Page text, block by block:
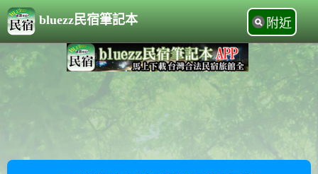
bluezz民宿筆記本 附近